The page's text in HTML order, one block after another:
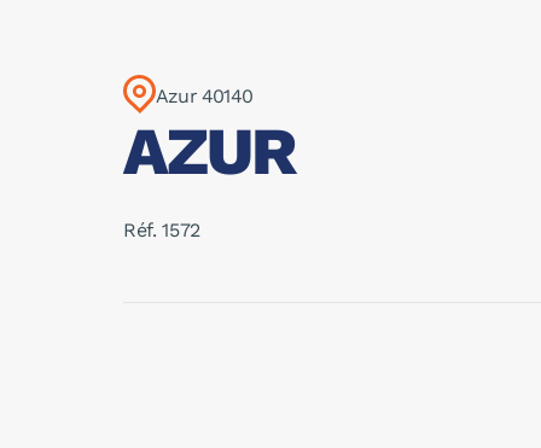
Azur 40140
AZUR
Réf. 1572